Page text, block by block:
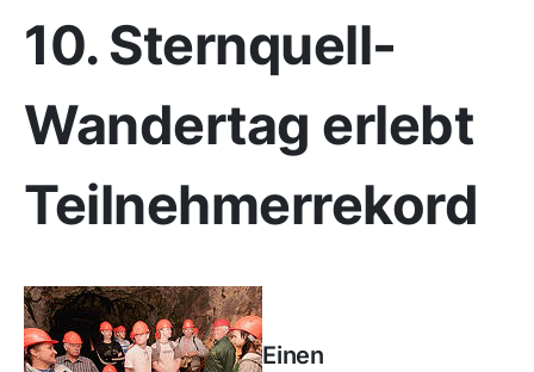
10. Sternquell-
Wandertag erlebt
Teilnehmerrekord
Einen